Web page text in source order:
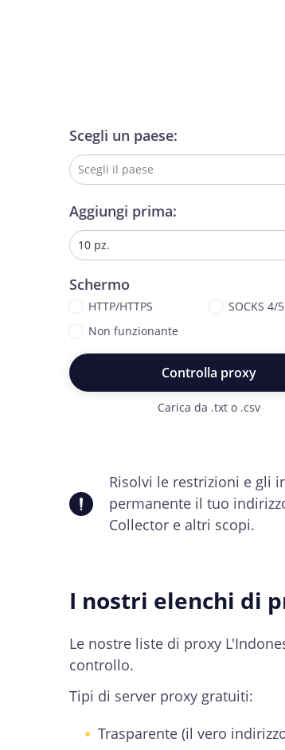
Scegli un paese:
Scegli il paese
Aggiungi prima:
10 pz.
Schermo
HTTP/HTTPS
SOCKS 4/5
Non funzionante
Controlla proxy
Carica da .txt o .csv
Risolvi le restrizioni e gli
permanente il tuo
Collector e altri scopi.
I nostri elenchi di
Le nostre liste di proxy
controllo.
Tipi di server proxy gratuiti:
Trasparente (il vero